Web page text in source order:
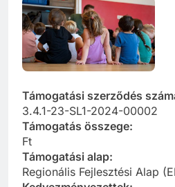
Támogatási szerződés
3.4.1-23-SL1-2024-00002
Támogatás
Ft
Támogatási alap:
Regionális Fejlesztési Alap